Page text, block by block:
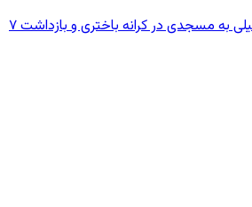
حمله شهرک‌نشینان اسرائیلی به مسجدی در کرانه باختری و بازداشت ۷